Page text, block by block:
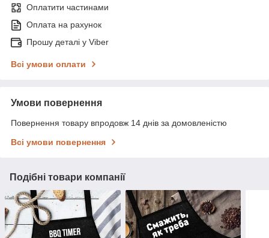
Оплатити частинами
Оплата на рахунок
Прошу деталі у Viber
Всі умови оплати
Умови повернення
Повернення товару впродовж 14 днів за домовленістю
Всі умови повернення
Подібні товари компанії